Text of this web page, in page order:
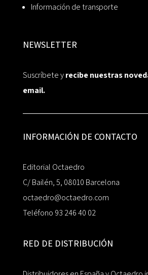
Información de transporte
NEWSLETTER
Suscríbete yrecibe nuestras
email.
INFORMACIÓN DE CONTACTO
Editorial Octaedro
C/ Bailén, 5, 08010 Barcelona
octaedro@octaedro.com
Teléfono 93 246 40 02
RED DE DISTRIBUCIÓN